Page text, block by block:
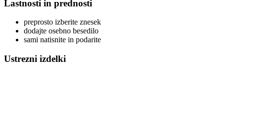
Lastnosti in prednosti
preprosto izberite znesek
dodajte osebno besedilo
sami natisnite in podarite
Ustrezni izdelki